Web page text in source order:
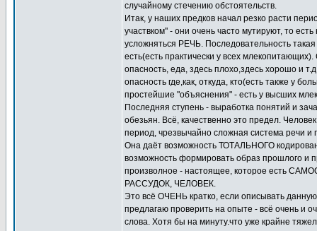
случайному стечению обстоятельств.
Итак, у наших предков начал резко расти
участвком" - они очень часто мутируют, то
усложняться РЕЧЬ. Последовательность
есть(есть практически у всех
опасность, еда, здесь плохо,здесь хорошо и
опасность где,как, откуда, кто(есть также у
простейшие "объяснения" - есть у высших
Последняя ступень - выработка понятий и
обезьян. Всё, качественно это предел.
период, чрезвычайно сложная система речи и
Она даёт возможность ТОТАЛЬНОГО
возможность формировать образ прошлого и
произволное - настоящее, которое есть
РАССУДОК, ЧЕЛОВЕК.
Это всё ОЧЕНЬ кратко, если описывать
предлагаю проверить на опыте - всё очень и
слова. Хотя бы на минуту.что уже крайне